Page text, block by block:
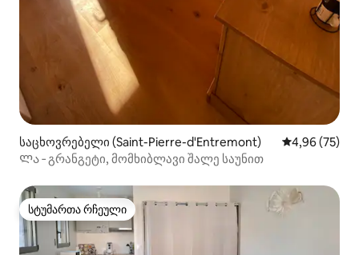
საცხოვრებელი (Saint-Pierre-d'Entremont) საშუალო
4,96 (75)
Ლა ‑ გრანგეტი, მომხიბლავი შალე საუნით
სტუმართა რჩეული
სტუმართა რჩეული